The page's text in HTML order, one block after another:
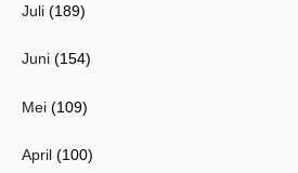
Juli (189)
Juni (154)
Mei (109)
April (100)